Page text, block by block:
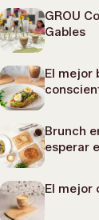
GROU
Gables
El mejor
Brunch
esperar
El mejor